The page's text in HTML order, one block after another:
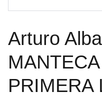
Arturo
PRIMERA